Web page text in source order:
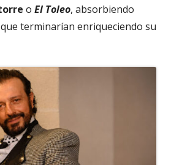
o El Toleo, absorbiendo
terminarían enriqueciendo su